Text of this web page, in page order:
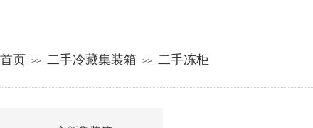
首页 >> 二手冷藏集装箱 >> 二手冻柜